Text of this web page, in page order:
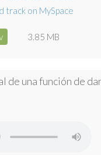
3.85 MB
de una función de